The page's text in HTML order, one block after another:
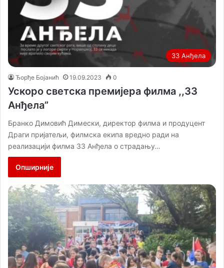
33 Анђела
Ђорђе Бојанић 19.09.2023 0
Ускоро светска премијера филма ,,33
Анђела”
Бранко Димовић Димески, директор филма и продуцент
Драги пријатељи, филмска екипа вредно ради на
реализацији филма 33 Анђела о страдању…
Опширније